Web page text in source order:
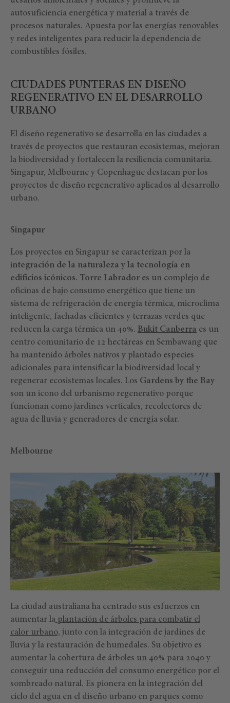
autosuficiencia energética y material a través de
procesos naturales. Apuesta por las energías renovables
y redes inteligentes para reducir la dependencia de
combustibles fósiles.
CIUDADES PUNTERAS EN DISEÑO
REGENERATIVO EN EL DESARROLLO
URBANO
El diseño regenerativo se desarrolla en las ciudades a
través de proyectos que restauran ecosistemas, mejoran
la biodiversidad y fortalecen la resiliencia comunitaria.
Singapur, Melbourne y Copenhague destacan por los
proyectos de diseño regenerativo aplicados al desarrollo
urbano.
Singapur
Los proyectos en Singapur se caracterizan por la
integración de la naturaleza y la tecnología en
edificios icónicos. Torre Labrador es un complejo de
oficinas de bajo consumo energético que tiene un
sistema de refrigeración de energía térmica, microclima
inteligente, fachadas eficientes y terrazas verdes que
reducen la carga térmica un 40%. Bukit Canberra es un
centro comunitario de 12 hectáreas en Sembawang que
ha mantenido árboles nativos y plantado especies
adicionales para intensificar la biodiversidad local y
regenerar ecosistemas locales. Los Gardens by the Bay
son un icono del urbanismo regenerativo porque
funcionan como jardines verticales, recolectores de
agua de lluvia y generadores de energía solar.
Melbourne
La ciudad australiana ha centrado sus esfuerzos en
aumentar la plantación de árboles para combatir el
calor urbano, junto con la integración de jardines de
lluvia y la restauración de humedales. Su objetivo es
aumentar la cobertura de árboles un 40% para 2040 y
conseguir una reducción del consumo energético por el
sombreado natural. Es pionera en la integración del
ciclo del agua en el diseño urbano en parques como